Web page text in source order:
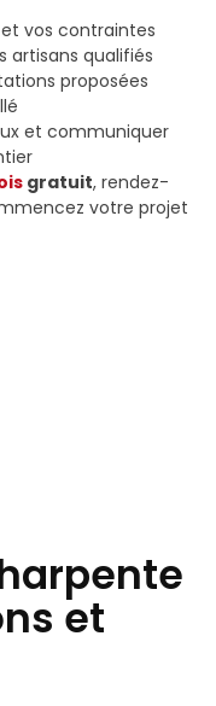
vos contraintes
artisans qualifiés
proposées
et communiquer
gratuit, rendez-
votre projet
et